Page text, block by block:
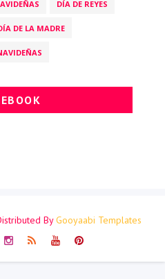
DÍA DE REYES
DE LA MADRE
ByGooyaabi Templates